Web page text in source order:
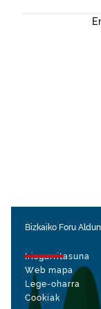
Bizkaiko Foru
Irisgarritasuna
Web mapa
Lege-oharra
Cookiak